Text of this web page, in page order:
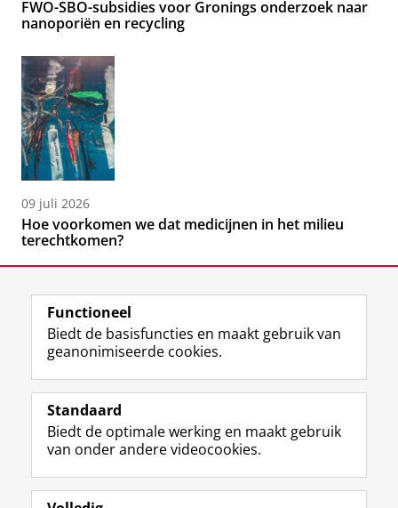
FWO-SBO-subsidies voor Gronings onderzoek naar
nanoporiën en recycling
09 juli 2026
Hoe voorkomen we dat medicijnen in het milieu
terechtkomen?
Volg de RUG
F
a
e
b
o
L
i
k
e
I
R
S
-
f
e
I
n
t
r
Y
o
T
e
Studiekiezers
Alumni
Functioneel
Biedt de basisfuncties en maakt gebruik van
geanonimiseerde cookies.
Standaard
Biedt de optimale werking en maakt gebruik
van onder andere videocookies.